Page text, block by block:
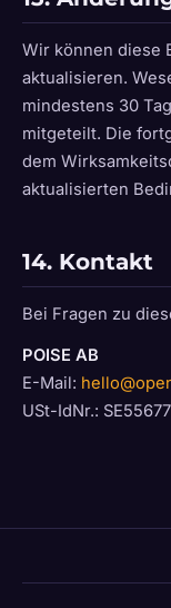
Wir können diese
aktualisieren.
mindestens 30
mitgeteilt. Die
dem
aktualisierten
14. Kontakt
Bei Fragen zu
POISE AB
E-Mail:
USt-IdNr.: